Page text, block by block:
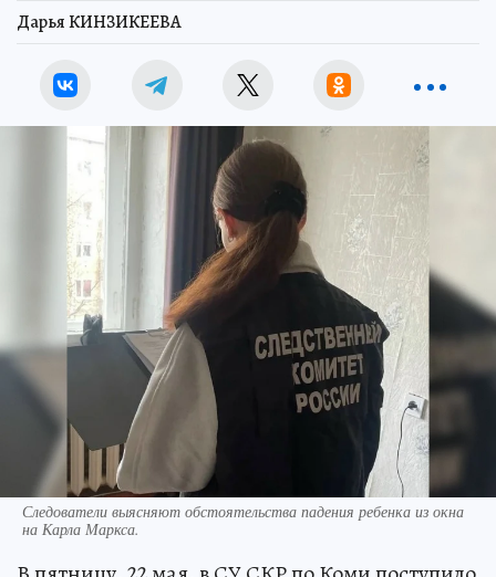
Дарья КИНЗИКЕЕВА
Следователи выясняют обстоятельства падения ребенка из окна
на Карла Маркса.